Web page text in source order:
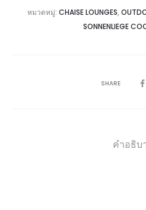
หมวดหมู่: CHAISE LOUNGES,
SONNENLIEGE
SHARE
คำอธิบ